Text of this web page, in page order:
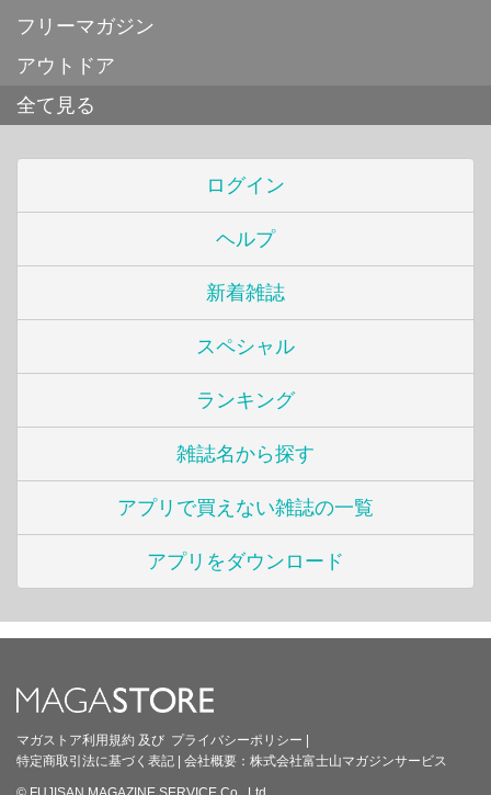
フリーマガジン
アウトドア
全て見る
ログイン
ヘルプ
新着雑誌
スペシャル
ランキング
雑誌名から探す
アプリで買えない雑誌の一覧
アプリをダウンロード
マガストア利用規約 及び プライバシーポリシー |
特定商取引法に基づく表記 | 会社概要： 株式会社富士山マガジンサービス